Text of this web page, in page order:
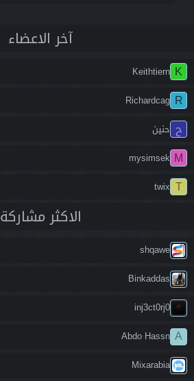
آخر اﻻعضاء
K
Keithtiern
R
Richardcag
ح حنين
M
mysimsek
T
twix
اﻻكثر مشاركة
shqawe
Binkaddas
inj3ct0rj0
A
Abdo Hassn
Mixarabia